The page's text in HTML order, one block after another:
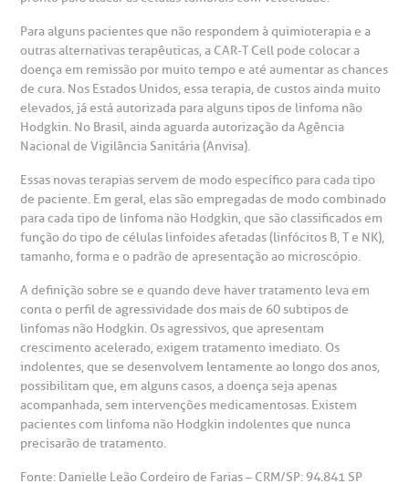
Para alguns pacientes que não respondem à quimioterapia e a
outras alternativas terapêuticas, a CAR-T Cell pode colocar a
doença em remissão por muito tempo e até aumentar as chances
de cura. Nos Estados Unidos, essa terapia, de custos ainda muito
elevados, já está autorizada para alguns tipos de linfoma não
Hodgkin. No Brasil, ainda aguarda autorização da Agência
Nacional de Vigilância Sanitária (Anvisa).
Essas novas terapias servem de modo específico para cada tipo
de paciente. Em geral, elas são empregadas de modo combinado
para cada tipo de linfoma não Hodgkin, que são classificados em
função do tipo de células linfoides afetadas (linfócitos B, T e NK),
tamanho, forma e o padrão de apresentação ao microscópio.
A definição sobre se e quando deve haver tratamento leva em
conta o perfil de agressividade dos mais de 60 subtipos de
linfomas não Hodgkin. Os agressivos, que apresentam
crescimento acelerado, exigem tratamento imediato. Os
indolentes, que se desenvolvem lentamente ao longo dos anos,
possibilitam que, em alguns casos, a doença seja apenas
acompanhada, sem intervenções medicamentosas. Existem
pacientes com linfoma não Hodgkin indolentes que nunca
precisarão de tratamento.
Fonte: Danielle Leão Cordeiro de Farias – CRM/SP: 94.841 SP